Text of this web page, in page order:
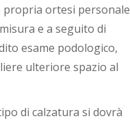
propria ortesi personale
e a seguito di
esame podologico,
ulteriore spazio al
di calzatura si dovrà